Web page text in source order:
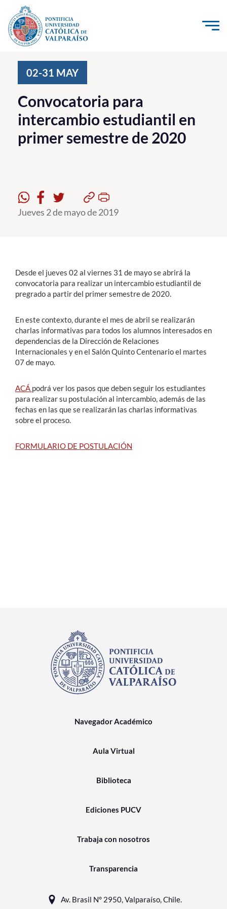
Click acá para ir directamente al contenido
Investigación, Creación e Innovación
PUCV Internacional
Vinculación con el Medio
Postgrado
Académicos
Funcionarios
English
02-31 MAY
Convocatoria para
intercambio estudiantil en
primer semestre de 2020
Jueves 2 de mayo de 2019
Desde el jueves 02 al viernes 31 de mayo se abrirá la
convocatoria para realizar un intercambio estudiantil de
pregrado a partir del primer semestre de 2020.
En este contexto, durante el mes de abril se realizarán
charlas informativas para todos los alumnos interesados en
dependencias de la Dirección de Relaciones
Internacionales y en el Salón Quinto Centenario el martes
07 de mayo.
ACÁ podrá ver los pasos que deben seguir los estudiantes
para realizar su postulación al intercambio, además de las
fechas en las que se realizarán las charlas informativas
sobre el proceso.
FORMULARIO DE POSTULACIÓN
Navegador Académico
Aula Virtual
Biblioteca
Ediciones PUCV
Trabaja con nosotros
Transparencia
Av. Brasil N° 2950, Valparaíso, Chile.